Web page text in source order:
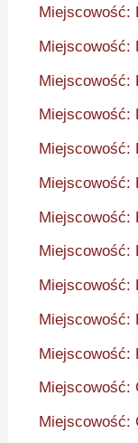
Miejscowość:
Miejscowość:
Miejscowość:
Miejscowość:
Miejscowość:
Miejscowość:
Miejscowość:
Miejscowość:
Miejscowość:
Miejscowość:
Miejscowość:
Miejscowość:
Miejscowość: